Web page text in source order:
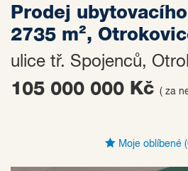
Prodej
2735 m²,
ulice tř. Spojenců,
105 000 000 Kč ( za
Moje oblíbené